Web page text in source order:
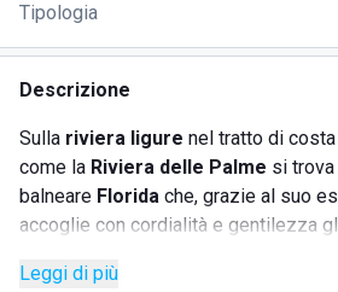
Tipologia
Descrizione
Sulla riviera ligure nel tratto di
come la Riviera delle Palme si
balneare Florida che, grazie al suo
accoglie con cordialità e gentilezza
Leggi di più